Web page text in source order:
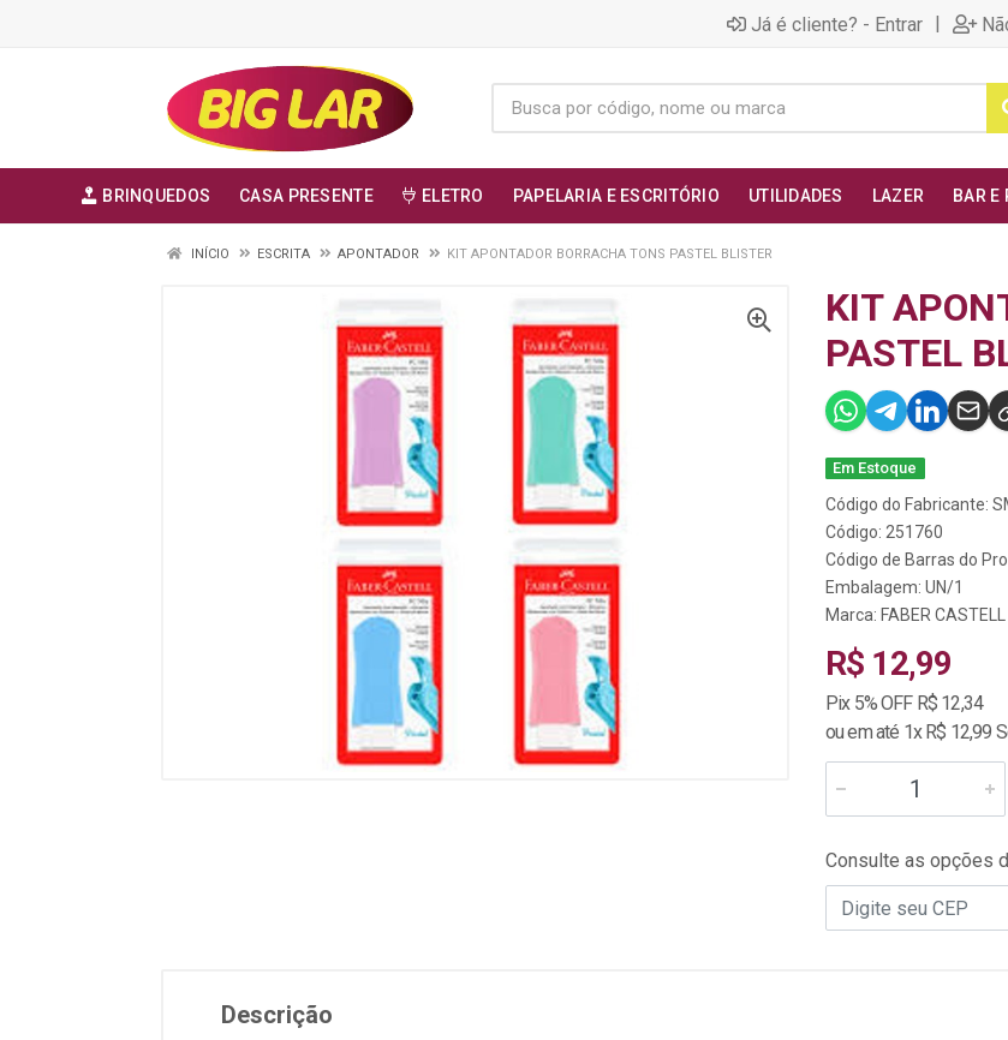
Já é cliente? - Entrar |
BRINQUEDOS CASA PRESENTE ELETRO PAPELARIA E ESCRITÓRIO UTILIDADES LAZER BAR E
INÍCIO ESCRITA APONTADOR KIT APONTADOR BORRACHA TONS PASTEL BLISTER
KIT
PASTEL
Em Estoque
Código do Fabricante:
Código: 251760
Código de Barras do
Embalagem: UN/1
Marca: FABER CASTELL
R$ 12,99
Pix 5% OFF R$ 12,34
ou em até 1x R$ 12,99
Consulte as opções
Descrição